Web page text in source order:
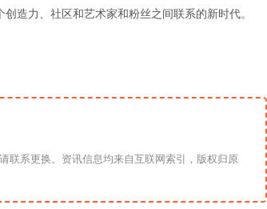
造力、社区和艺术家和粉丝之间联系的新时代。